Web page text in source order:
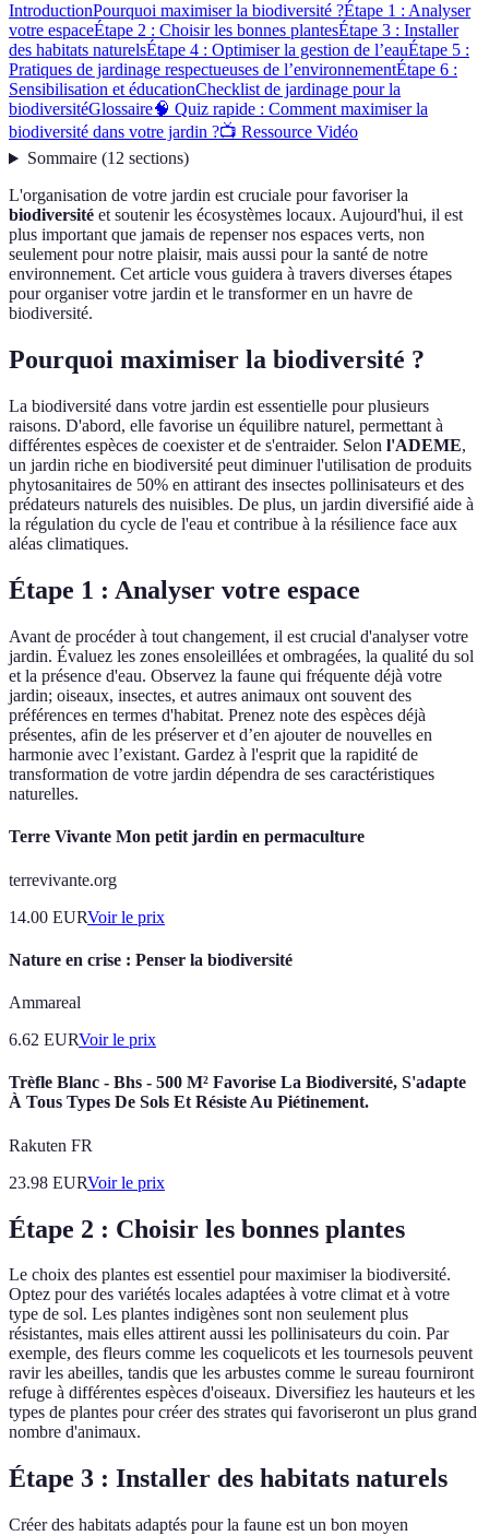
IntroductionPourquoi maximiser la biodiversité ?Étape 1 : Analyser
votre espaceÉtape 2 : Choisir les bonnes plantesÉtape 3 : Installer
des habitats naturelsÉtape 4 : Optimiser la gestion de l’eauÉtape 5 :
Pratiques de jardinage respectueuses de l’environnementÉtape 6 :
Sensibilisation et éducationChecklist de jardinage pour la
biodiversitéGlossaire🧠 Quiz rapide : Comment maximiser la
biodiversité dans votre jardin ?📺 Ressource Vidéo
Sommaire(12 sections)
L'organisation de votre jardin est cruciale pour favoriser la
biodiversité et soutenir les écosystèmes locaux. Aujourd'hui, il est
plus important que jamais de repenser nos espaces verts, non
seulement pour notre plaisir, mais aussi pour la santé de notre
environnement. Cet article vous guidera à travers diverses étapes
pour organiser votre jardin et le transformer en un havre de
biodiversité.
Pourquoi maximiser la biodiversité ?
La biodiversité dans votre jardin est essentielle pour plusieurs
raisons. D'abord, elle favorise un équilibre naturel, permettant à
différentes espèces de coexister et de s'entraider. Selon l'ADEME,
un jardin riche en biodiversité peut diminuer l'utilisation de produits
phytosanitaires de 50% en attirant des insectes pollinisateurs et des
prédateurs naturels des nuisibles. De plus, un jardin diversifié aide à
la régulation du cycle de l'eau et contribue à la résilience face aux
aléas climatiques.
Étape 1 : Analyser votre espace
Avant de procéder à tout changement, il est crucial d'analyser votre
jardin. Évaluez les zones ensoleillées et ombragées, la qualité du sol
et la présence d'eau. Observez la faune qui fréquente déjà votre
jardin; oiseaux, insectes, et autres animaux ont souvent des
préférences en termes d'habitat. Prenez note des espèces déjà
présentes, afin de les préserver et d’en ajouter de nouvelles en
harmonie avec l’existant. Gardez à l'esprit que la rapidité de
transformation de votre jardin dépendra de ses caractéristiques
naturelles.
Terre Vivante Mon petit jardin en permaculture
terrevivante.org
14.00 EURVoir le prix
Nature en crise : Penser la biodiversité
Ammareal
6.62 EURVoir le prix
Trèfle Blanc - Bhs - 500 M² Favorise La Biodiversité, S'adapte
À Tous Types De Sols Et Résiste Au Piétinement.
Rakuten FR
23.98 EURVoir le prix
Étape 2 : Choisir les bonnes plantes
Le choix des plantes est essentiel pour maximiser la biodiversité.
Optez pour des variétés locales adaptées à votre climat et à votre
type de sol. Les plantes indigènes sont non seulement plus
résistantes, mais elles attirent aussi les pollinisateurs du coin. Par
exemple, des fleurs comme les coquelicots et les tournesols peuvent
ravir les abeilles, tandis que les arbustes comme le sureau fourniront
refuge à différentes espèces d'oiseaux. Diversifiez les hauteurs et les
types de plantes pour créer des strates qui favoriseront un plus grand
nombre d'animaux.
Étape 3 : Installer des habitats naturels
Créer des habitats adaptés pour la faune est un bon moyen